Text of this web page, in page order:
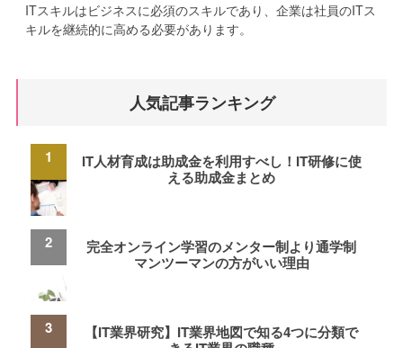
ITスキルはビジネスに必須のスキルであり、企業は社員のITス
キルを継続的に高める必要があります。
人気記事ランキング
IT人材育成は助成金を利用すべし！IT研修に使
える助成金まとめ
完全オンライン学習のメンター制より通学制
マンツーマンの方がいい理由
【IT業界研究】IT業界地図で知る4つに分類で